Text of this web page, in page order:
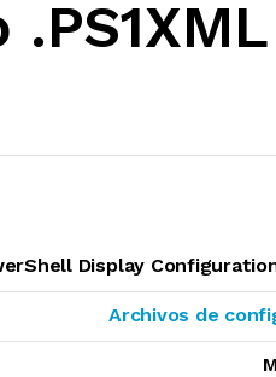
Display
Archivos de